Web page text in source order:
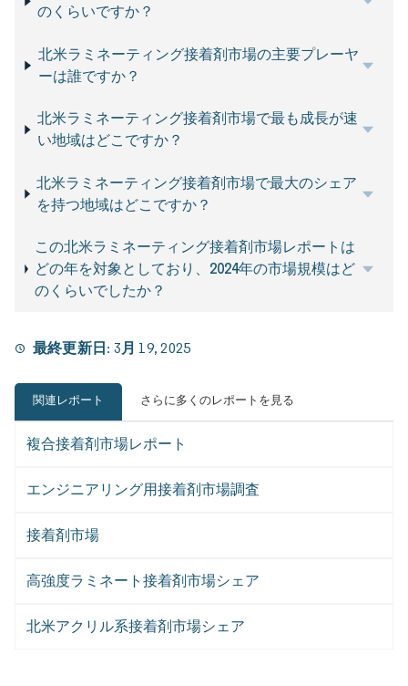
のくらいですか？
北米ラミネーティング接着剤市場の主要プレーヤ
ーは誰ですか？
北米ラミネーティング接着剤市場で最も成長が速
い地域はどこですか？
北米ラミネーティング接着剤市場で最大のシェア
を持つ地域はどこですか？
この北米ラミネーティング接着剤市場レポートは
どの年を対象としており、2024年の市場規模はど
のくらいでしたか？
最終更新日: 3月 19, 2025
関連レポート さらに多くのレポートを見る
複合接着剤市場レポート
エンジニアリング用接着剤市場調査
接着剤市場
高強度ラミネート接着剤市場シェア
北米アクリル系接着剤市場シェア